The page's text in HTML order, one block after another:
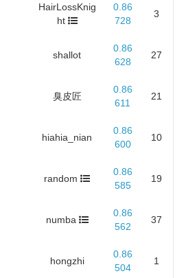
HairLossKnig
ht
0.86
728
3
shallot
0.86
628
27
臭皮匠
0.86
611
21
hiahia_nian
0.86
600
10
random
0.86
585
19
numba
0.86
562
37
hongzhi
0.86
504
1